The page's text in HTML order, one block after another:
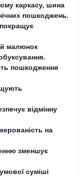
каркасу, шина
пошкоджень.
малюнок
пошкодження
відмінну
на
зменшує
суміші